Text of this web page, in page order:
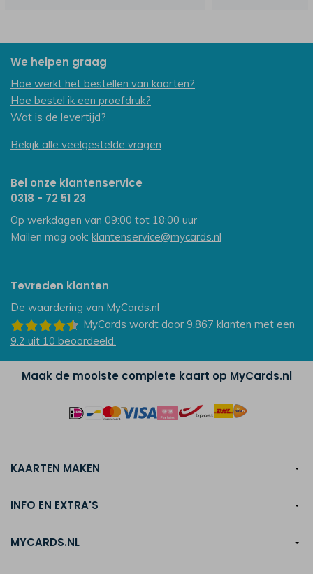
We helpen graag
Hoe werkt het bestellen van kaarten?
Hoe bestel ik een proefdruk?
Wat is de levertijd?
Bekijk alle veelgestelde vragen
Bel onze klantenservice
0318 - 72 51 23
Op werkdagen van 09:00 tot 18:00 uur
Mailen mag ook: klantenservice@mycards.nl
Tevreden klanten
De waardering van MyCards.nl
MyCards wordt door 9.867 klanten met een
9.2 uit 10 beoordeeld.
Maak de mooiste complete kaart op MyCards.nl
KAARTEN MAKEN
INFO EN EXTRA'S
MYCARDS.NL